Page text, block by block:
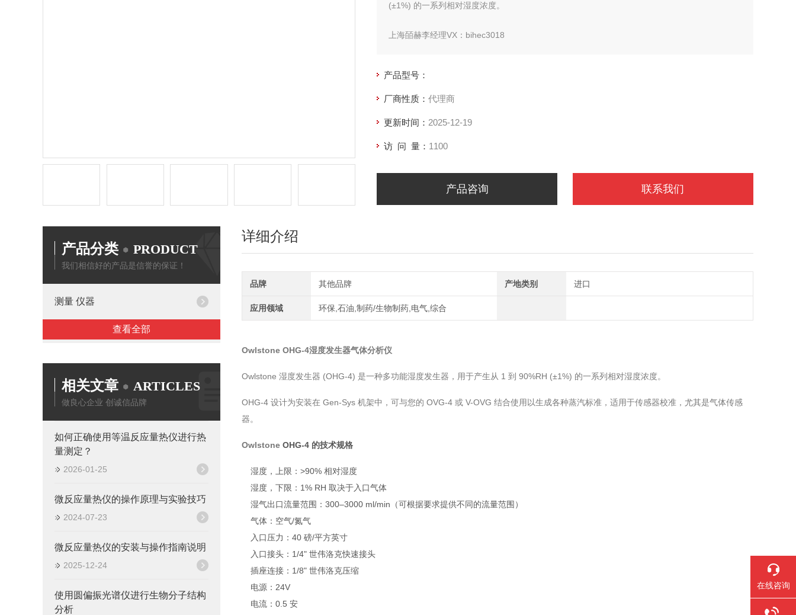
(±1%) 的一系列相对湿度浓度。
上海皕赫李经理VX：bihec3018
产品型号：
厂商性质： 代理商
更新时间： 2025-12-19
访 问 量： 1100
产品咨询 联系我们
产品分类 PRODUCT
我们相信好的产品是信誉的保证！
测量 仪器
查看全部
相关文章 ARTICLES
做良心企业 创诚信品牌
如何正确使用等温反应量热仪进行热
量测定？
2026-01-25
微反应量热仪的操作原理与实验技巧
2024-07-23
微反应量热仪的安装与操作指南说明
2025-12-24
使用圆偏振光谱仪进行生物分子结构
分析
详细介绍
品牌 其他品牌 产地类别 进口
应用领域 环保,石油,制药/生物制药,电气,综合
Owlstone OHG-4湿度发生器气体分析仪
Owlstone 湿度发生器 (OHG-4) 是一种多功能湿度发生器，用于产生从 1 到 90%RH (±1%) 的一系列相对湿度浓度。
OHG-4 设计为安装在 Gen-Sys 机架中，可与您的 OVG-4 或 V-OVG 结合使用以生成各种蒸汽标准，适用于传感器校准，尤其是气体传感
器。
Owlstone OHG-4 的技术规格
湿度，上限：>90% 相对湿度
湿度，下限：1% RH 取决于入口气体
湿气出口流量范围：300–3000 ml/min（可根据要求提供不同的流量范围）
气体：空气/氮气
入口压力：40 磅/平方英寸
入口接头：1/4" 世伟洛克快速接头
插座连接：1/8" 世伟洛克压缩
电源：24V
电流：0.5 安
在线咨询